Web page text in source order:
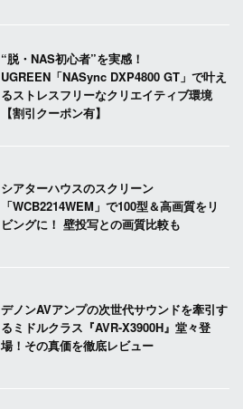
“脱・NAS初心者”を実感！
UGREEN「NASync DXP4800 GT」で叶え
るストレスフリーなクリエイティブ環境
【割引クーポン有】
シアターハウスのスクリーン
「WCB2214WEM」で100型＆高画質をリ
ビングに！ 壁投写との画質比較も
デノンAVアンプの次世代サウンドを牽引す
るミドルクラス『AVR-X3900H』堂々登
場！その真価を徹底レビュー